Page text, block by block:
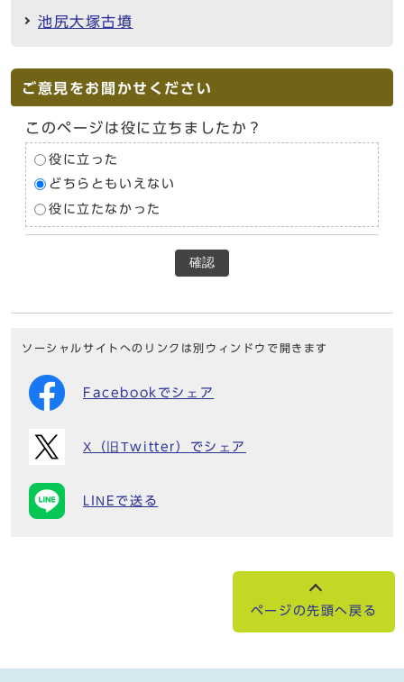
池尻大塚古墳
ご意見をお聞かせください
このページは役に立ちましたか？
役に立った
どちらともいえない
役に立たなかった
確認
ソーシャルサイトへのリンクは別ウィンドウで開きます
Facebookでシェア
X（旧Twitter）でシェア
LINEで送る
ページの先頭へ戻る